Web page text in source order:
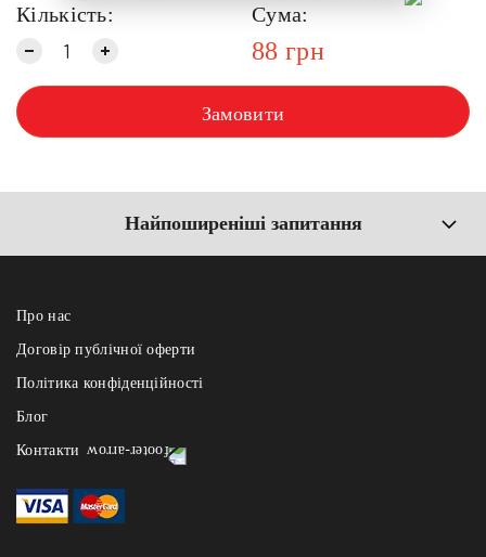
Кількість: Сума:
88 грн
Замовити
Найпоширеніші запитання
Про нас
Договір публічної оферти
Політика конфіденційності
Блог
Контакти
+38 067 736 83 72